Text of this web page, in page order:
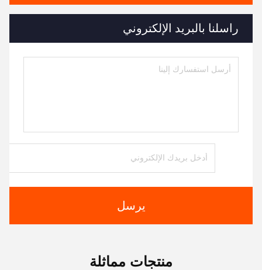
راسلنا بالبريد الإلكتروني
يرسل
منتجات مماثلة